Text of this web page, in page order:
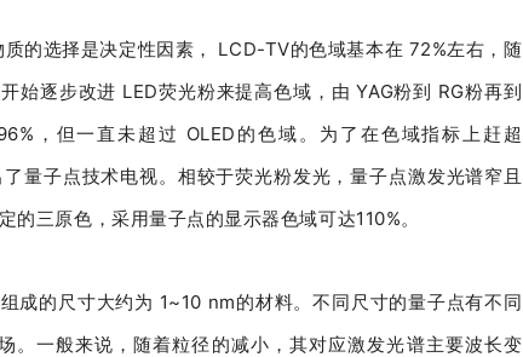
的选择是决定性因素， LCD-TV的色域基本在 72%左右，随
始逐步改进 LED荧光粉来提高色域，由 YAG粉到 RG粉再到
，但一直未超过 OLED的色域。为了在色域指标上赶超
量子点技术电视。相较于荧光粉发光，量子点激发光谱窄且
三原色，采用量子点的显示器色域可达110%。
的尺寸大约为 1~10 nm的材料。不同尺寸的量子点有不同
。一般来说，随着粒径的减小，其对应激发光谱主要波长变